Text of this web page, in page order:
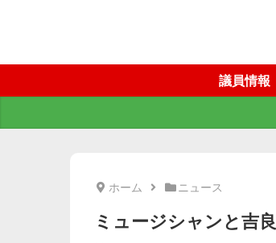
議員情報
ホーム ニュース
ミュージシャンと吉